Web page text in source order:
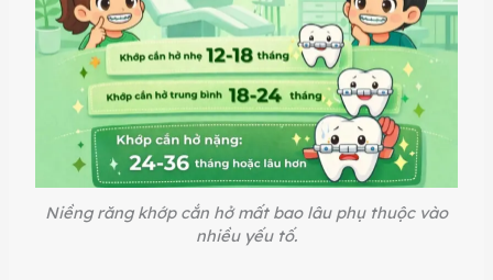
Niềng răng khớp cắn hở mất bao lâu phụ thuộc vào
nhiều yếu tố.